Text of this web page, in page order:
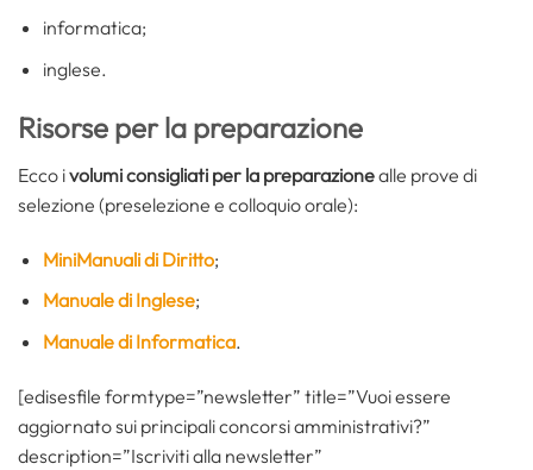
informatica;
inglese.
Risorse per la preparazione
Ecco ivolumi consigliati per la preparazionealle prove di
selezione (preselezione e colloquio orale):
MiniManuali di Diritto;
Manuale di Inglese;
Manuale di Informatica.
[edisesfile formtype=”newsletter” title=”Vuoi essere
aggiornato sui principali concorsi amministrativi?”
description=”Iscriviti alla newsletter”